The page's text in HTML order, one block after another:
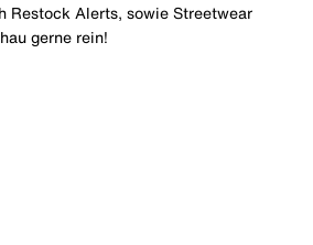
Restock Alerts, sowie Streetwear
gerne rein!